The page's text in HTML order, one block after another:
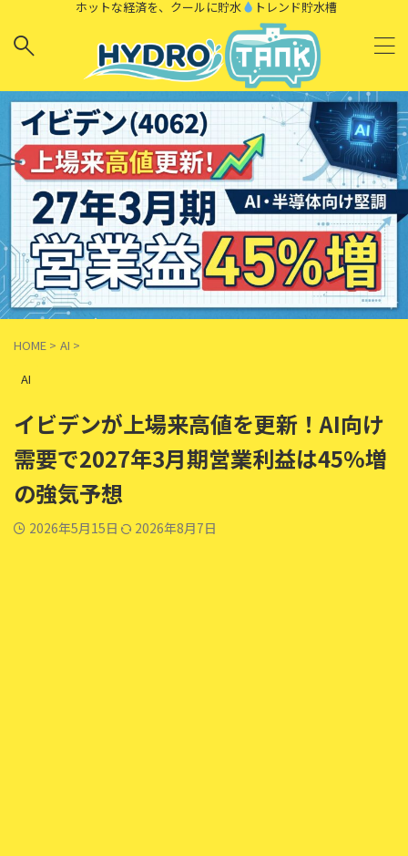
ホットな経済を、クールに貯水 トレンド貯水槽
HOME > AI >
AI
イビデンが上場来高値を更新！AI向け
需要で2027年3月期営業利益は45%増
の強気予想
2026年5月15日 2026年8月7日